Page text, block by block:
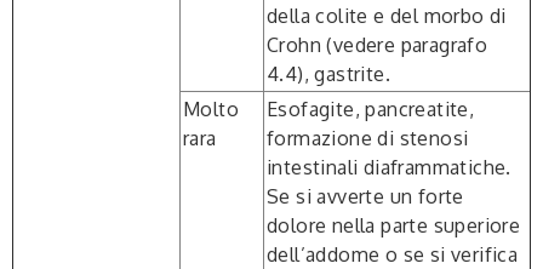
della colite e del morbo di
Crohn (vedere paragrafo
4.4), gastrite.
Molto
rara
Esofagite, pancreatite,
formazione di stenosi
intestinali diaframmatiche.
Se si avverte un forte
dolore nella parte superiore
dell’addome o se si verifica